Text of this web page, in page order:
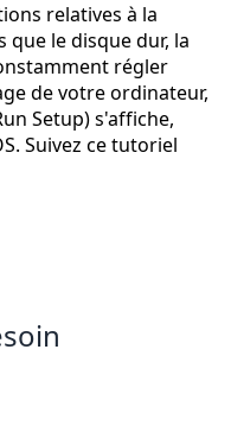
relatives à la
le disque dur, la
régler
de votre ordinateur,
Setup) s'affiche,
Suivez ce tutoriel